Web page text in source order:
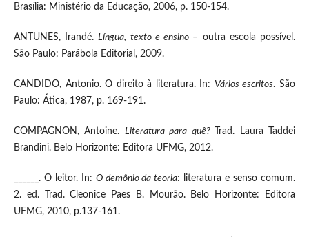
Brasília: Ministério da Educação, 2006, p. 150-154.
ANTUNES, Irandé.Língua, texto e ensino – outra escola possível.
São Paulo: Parábola Editorial, 2009.
CANDIDO, Antonio. O direito à literatura. In: Vários escritos. São
Paulo: Ática, 1987, p. 169-191.
COMPAGNON, Antoine. Literatura para quê?
Trad. Laura Taddei
Brandini. Belo Horizonte: Editora UFMG, 2012.
______. O leitor. In: O demônio da teoria: literatura e senso comum.
2. ed. Trad. Cleonice Paes B. Mourão. Belo Horizonte: Editora
UFMG, 2010, p.137-161.